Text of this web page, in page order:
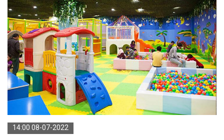
14:00 08-07-2022